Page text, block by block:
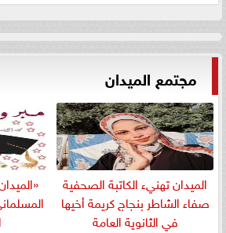
مجتمع الميدان
الميدان تهنيء الكاتبة الصحفية
صفاء الشاطر بنجاج كريمة أخيها
في الثانوية العامة